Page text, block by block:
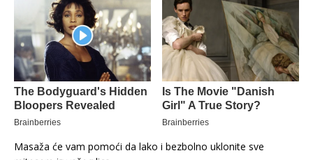
Masaža će vam pomoći da lako i bezbolno uklonite sve